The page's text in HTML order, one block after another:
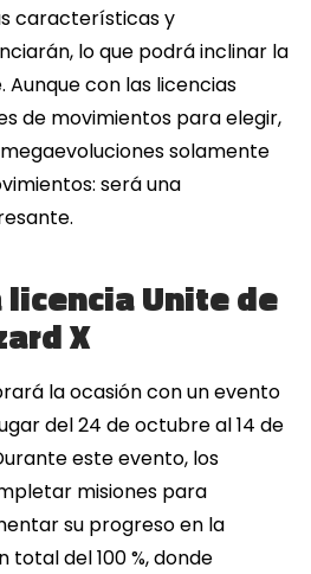
características y
lo que podrá inclinar la
con las licencias
de movimientos para elegir,
solamente
será una
Unite de
X
la ocasión con un evento
del 24 de octubre al 14 de
este evento, los
misiones para
su progreso en la
total del 100 %, donde